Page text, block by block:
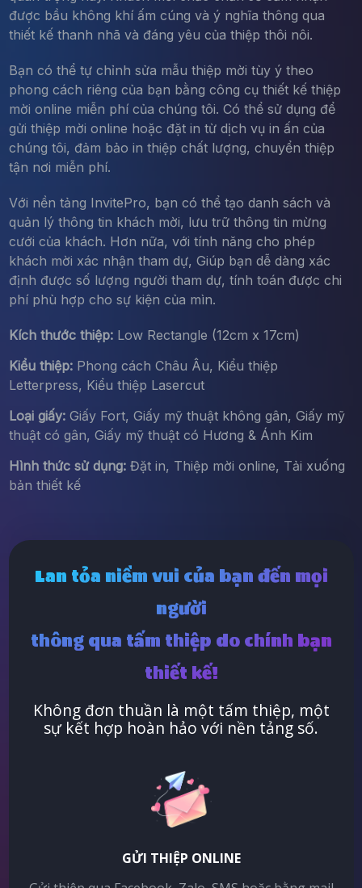
được bầu không khí ấm cúng và ý nghĩa thông qua
thiết kế thanh nhã và đáng yêu của thiệp thôi nôi.
Bạn có thể tự chỉnh sửa mẫu thiệp mời tùy ý theo
phong cách riêng của bạn bằng công cụ thiết kế thiệp
mời online miễn phí của chúng tôi. Có thể sử dụng để
gửi thiệp mời online hoặc đặt in từ dịch vụ in ấn của
chúng tôi, đảm bảo in thiệp chất lượng, chuyển thiệp
tận nơi miễn phí.
Với nền tảng InvitePro, bạn có thể tạo danh sách và
quản lý thông tin khách mời, lưu trữ thông tin mừng
cưới của khách. Hơn nữa, với tính năng cho phép
khách mời xác nhận tham dự, Giúp bạn dễ dàng xác
định được số lượng người tham dự, tính toán được chi
phí phù hợp cho sự kiện của mìn.
Kích thước thiệp:Low Rectangle (12cm x 17cm)
Kiểu thiệp:Phong cách Châu Âu, Kiểu thiệp
Letterpress, Kiểu thiệp Lasercut
Loại giấy:Giấy Fort, Giấy mỹ thuật không gân, Giấy mỹ
thuật có gân, Giấy mỹ thuật có Hương & Ánh Kim
Hình thức sử dụng:Đặt in, Thiệp mời online, Tải xuống
bản thiết kế
Lan tỏa niềm vui của bạn đến mọi
người
thông qua tấm thiệp do chính bạn
thiết kế!
Không đơn thuần là một tấm thiệp, một
sự kết hợp hoàn hảo với nền tảng số.
GỬI THIỆP ONLINE